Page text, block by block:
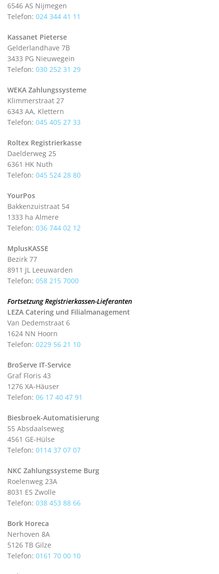
6546 AS Nijmegen
Telefon: 024 344 41 11
Kassanet Pieterse
Gelderlandhave 7B
3433 PG Nieuwegein
Telefon: 030 252 31 29
WEKA Zahlungssysteme
Klimmerstraat 27
6343 AA, Klettern
Telefon: 045 405 27 33
Roltex Registrierkasse
Daelderweg 25
6361 HK Nuth
Telefon: 045 524 28 80
YourPos
Bakkenzuistraat 54
1333 ha Almere
Telefon: 036 744 02 12
MplusKASSE
Bezirk 77
8911 JL Leeuwarden
Telefon: 058 215 7000
Fortsetzung Registrierkassen-Lieferanten
LEZA Catering und Filialmanagement
Van Dedemstraat 6
1624 NN Hoorn
Telefon: 0229 56 21 10
BroServe IT-Service
Graf Floris 43
1276 XA-Häuser
Telefon: 06 17 40 47 91
Biesbroek-Automatisierung
55 Absdaalseweg
4561 GE-Hülse
Telefon: 0114 37 07 07
NKC Zahlungssysteme Burg
Roelenweg 23A
8031 ES Zwolle
Telefon: 038 453 88 66
Bork Horeca
Nerhoven 8A
5126 TB Gilze
Telefon: 0161 70 00 10